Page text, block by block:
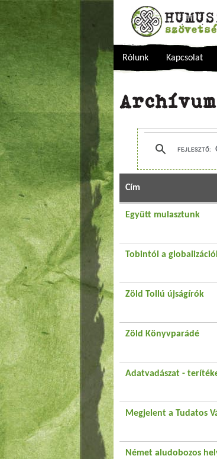
Rólunk Kapcsolat
Archívum
Cím
Együtt mulasztunk
Tobintól a
Zöld Tollú újságírók
Zöld Könyvparádé
Adatvadászat -
Megjelent a Tudatos
Német aludobozos